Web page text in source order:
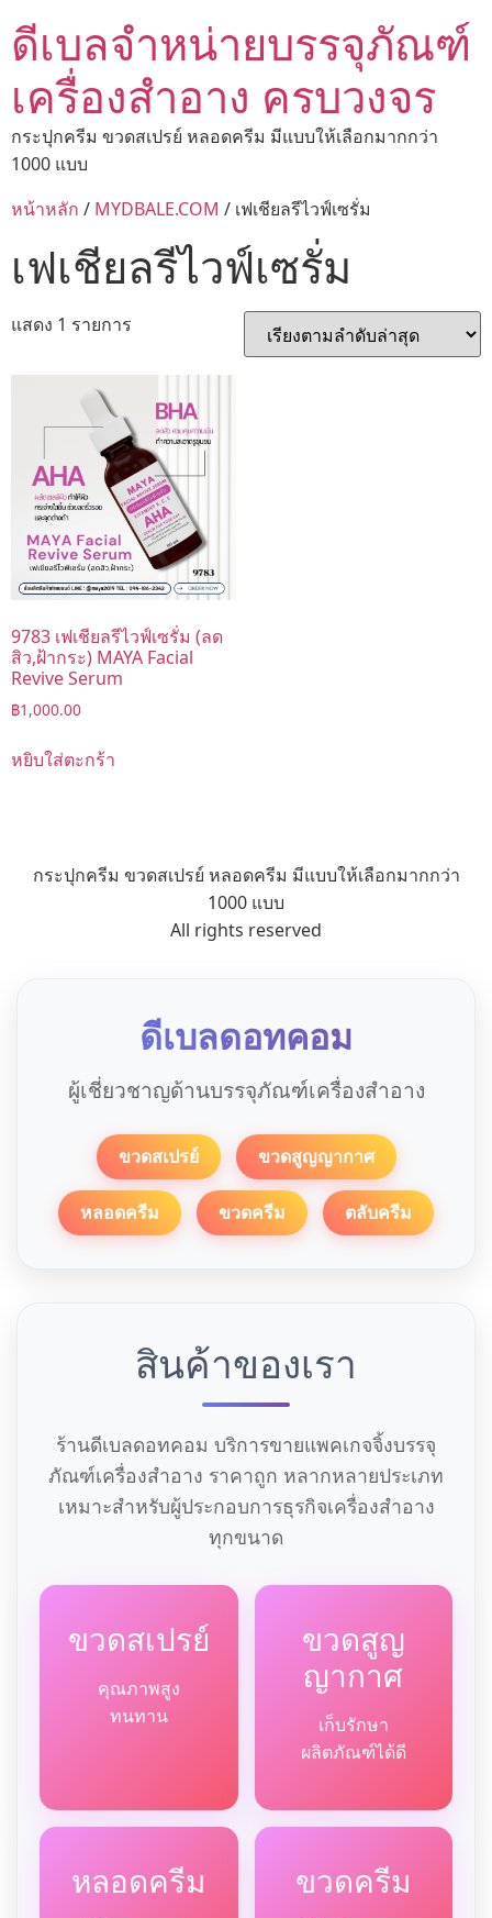
ดีเบลจำหน่ายบรรจุภัณฑ์
เครื่องสำอาง ครบวงจร
กระปุกครีม ขวดสเปรย์ หลอดครีม มีแบบให้เลือกมากกว่า
1000 แบบ
หน้าหลัก / MYDBALE.COM / เฟเชียลรีไวฟ์เซรั่ม
เฟเชียลรีไวฟ์เซรั่ม
แสดง 1 รายการ
9783 เฟเชียลรีไวฟ์เซรั่ม (ลด
สิว,ฝ้ากระ) MAYA Facial
Revive Serum
฿1,000.00
หยิบใส่ตะกร้า
กระปุกครีม ขวดสเปรย์ หลอดครีม มีแบบให้เลือกมากกว่า
1000 แบบ
All rights reserved
ดีเบลดอทคอม
ผู้เชี่ยวชาญด้านบรรจุภัณฑ์เครื่องสำอาง
ขวดสเปรย์ ขวดสูญญากาศ
หลอดครีม ขวดครีม ตลับครีม
สินค้าของเรา
ร้านดีเบลดอทคอม บริการขายแพคเกจจิ้งบรรจุ
ภัณฑ์เครื่องสำอาง ราคาถูก หลากหลายประเภท
เหมาะสำหรับผู้ประกอบการธุรกิจเครื่องสำอาง
ทุกขนาด
ขวดสเปรย์
คุณภาพสูง
ทนทาน
ขวดสูญ
ญากาศ
เก็บรักษา
ผลิตภัณฑ์ได้ดี
หลอดครีม ขวดครีม